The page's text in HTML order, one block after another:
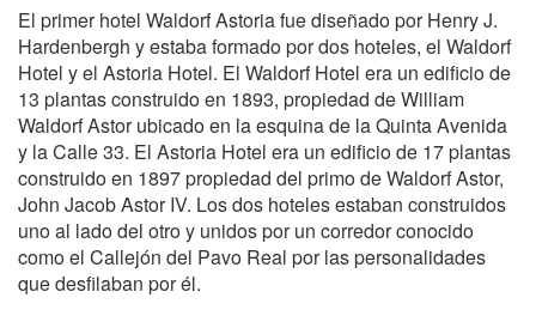
El primer hotel Waldorf Astoria fue diseñado por Henry J.
Hardenbergh y estaba formado por dos hoteles, el Waldorf
Hotel y el Astoria Hotel. El Waldorf Hotel era un edificio de
13 plantas construido en 1893, propiedad de William
Waldorf Astor ubicado en la esquina de la Quinta Avenida
y la Calle 33. El Astoria Hotel era un edificio de 17 plantas
construido en 1897 propiedad del primo de Waldorf Astor,
John Jacob Astor IV. Los dos hoteles estaban construidos
uno al lado del otro y unidos por un corredor conocido
como el Callejón del Pavo Real por las personalidades
que desfilaban por él.